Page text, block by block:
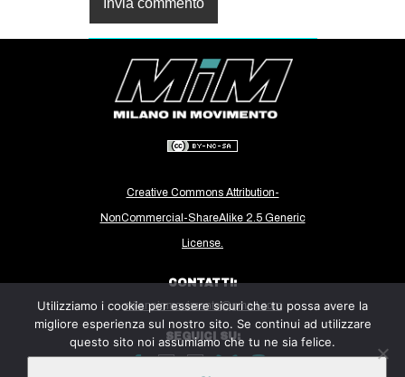
Creative Commons Attribution-
NonCommercial-ShareAlike 2.5 Generic
License.
CONTATTI:
milanoinmovimento@gmail.com
SEGUICI SU:
Utilizziamo i cookie per essere sicuri che tu possa avere la
migliore esperienza sul nostro sito. Se continui ad utilizzare
questo sito noi assumiamo che tu ne sia felice.